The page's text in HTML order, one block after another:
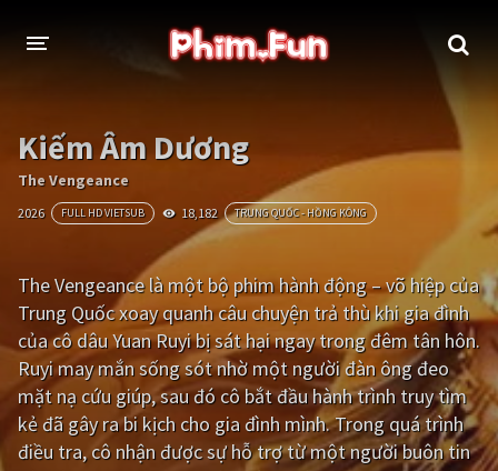
THỂ LOẠI
Thần thoại - Cổ trang Hành động
Tâm lý Chiến tranh
Võ thuật - Kiếm hiệp
Kinh dị Tội phạm - Hình sự
Phiêu lưu Hài hước
Viễn tưởng Khoa học - Tài liệu
Hoạt hình Thể thao
Kiếm Âm Dương
The Vengeance
2026 FULL HD VIETSUB 18,182 TRUNG QUỐC - HỒNG KÔNG
The Vengeance là một bộ phim hành động – võ hiệp của
Trung Quốc xoay quanh câu chuyện trả thù khi gia đình
của cô dâu Yuan Ruyi bị sát hại ngay trong đêm tân hôn.
Ruyi may mắn sống sót nhờ một người đàn ông đeo
mặt nạ cứu giúp, sau đó cô bắt đầu hành trình truy tìm
kẻ đã gây ra bi kịch cho gia đình mình. Trong quá trình
điều tra, cô nhận được sự hỗ trợ từ một người buôn tin